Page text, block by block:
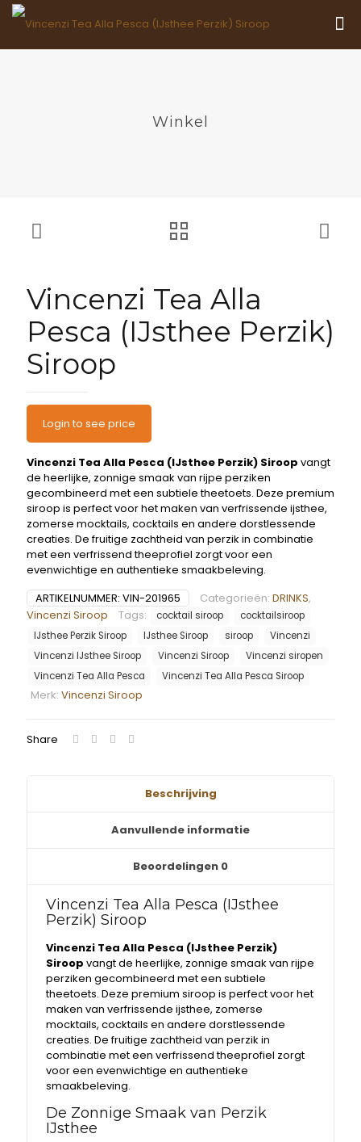
Winkel
Vincenzi Tea Alla
Pesca (IJsthee Perzik)
Siroop
Login to see price
Vincenzi Tea Alla Pesca (IJsthee Perzik) Siroop vangt
de heerlijke, zonnige smaak van rijpe perziken
gecombineerd met een subtiele theetoets. Deze premium
siroop is perfect voor het maken van verfrissende ijsthee,
zomerse mocktails, cocktails en andere dorstlessende
creaties. De fruitige zachtheid van perzik in combinatie
met een verfrissend theeprofiel zorgt voor een
evenwichtige en authentieke smaakbeleving.
ARTIKELNUMMER: VIN-201965 Categorieën: DRINKS,
Vincenzi Siroop
Tags: cocktail siroop
cocktailsiroop
IJsthee Perzik Siroop
IJsthee Siroop siroop
Vincenzi
Vincenzi IJsthee Siroop
Vincenzi Siroop
Vincenzi siropen
Vincenzi Tea Alla Pesca
Vincenzi Tea Alla Pesca Siroop
Merk: Vincenzi Siroop
Share
Beschrijving
Aanvullende informatie
Beoordelingen 0
Vincenzi Tea Alla Pesca (IJsthee
Perzik) Siroop
Vincenzi Tea Alla Pesca (IJsthee Perzik)
Siroop vangt de heerlijke, zonnige smaak van rijpe
perziken gecombineerd met een subtiele
theetoets. Deze premium siroop is perfect voor het
maken van verfrissende ijsthee, zomerse
mocktails, cocktails en andere dorstlessende
creaties. De fruitige zachtheid van perzik in
combinatie met een verfrissend theeprofiel zorgt
voor een evenwichtige en authentieke
smaakbeleving.
De Zonnige Smaak van Perzik
IJsthee